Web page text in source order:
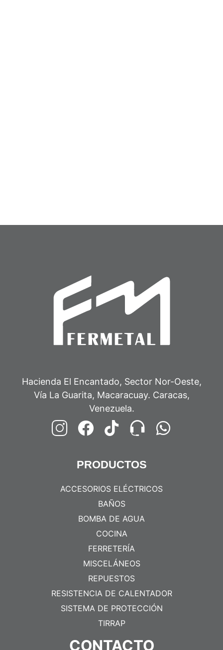
Hacienda El Encantado, Sector Nor-Oeste,
Vía La Guarita, Macaracuay. Caracas,
Venezuela.
PRODUCTOS
ACCESORIOS ELÉCTRICOS
BAÑOS
BOMBA DE AGUA
COCINA
FERRETERÍA
MISCELÁNEOS
REPUESTOS
RESISTENCIA DE CALENTADOR
SISTEMA DE PROTECCIÓN
TIRRAP
CONTACTO